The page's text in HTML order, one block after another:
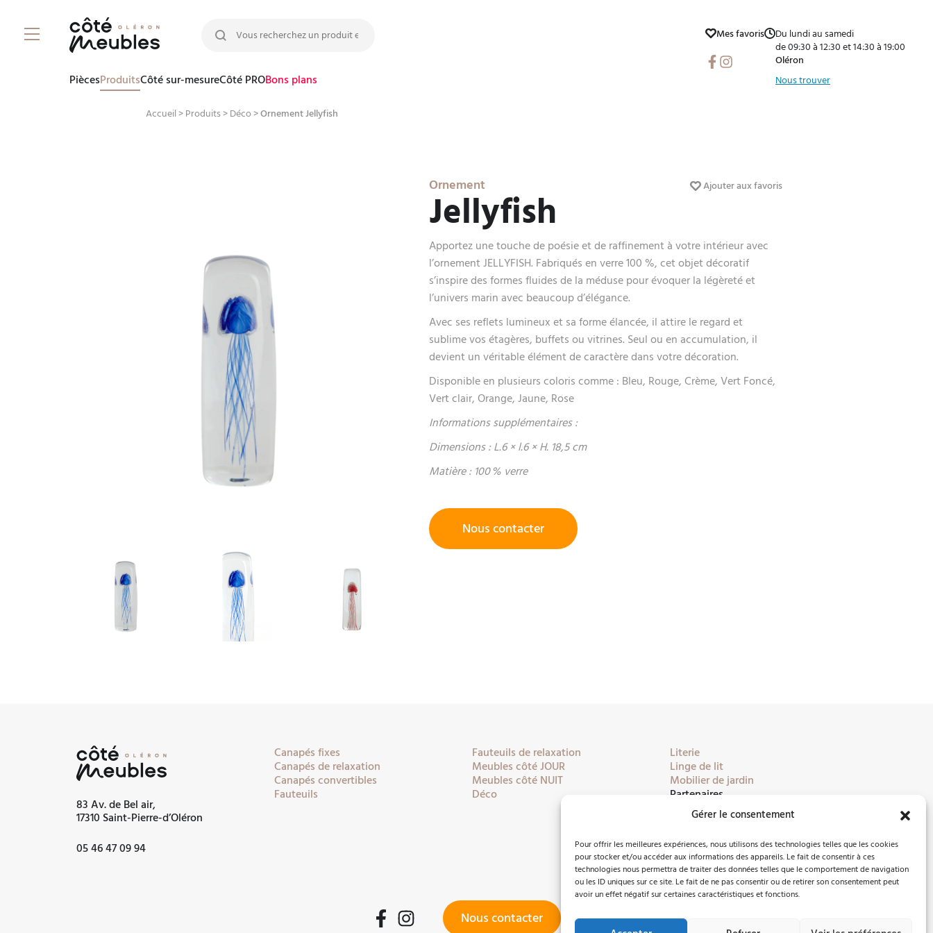
Gérer le consentement
Pour offrir les meilleures expériences, nous utilisons des technologies telles que les cookies
pour stocker et/ou accéder aux informations des appareils. Le fait de consentir à ces
technologies nous permettra de traiter des données telles que le comportement de navigation
ou les ID uniques sur ce site. Le fait de ne pas consentir ou de retirer son consentement peut
avoir un effet négatif sur certaines caractéristiques et fonctions.
Rechercher :
PiècesProduitsCôté sur-mesureCôté PROBons plans
Mes favoris
Facebook
Instagram
Du lundi au samedi
de 09:30 à 12:30 et 14:30 à 19:00
Oléron
Nous trouver
Accueil > Produits> Déco>Ornement Jellyfish
Ornement
Jellyfish
Ajouter aux favoris
Apportez une touche de poésie et de raffinement à votre intérieur avec
l’ornement JELLYFISH. Fabriqués en verre 100 %, cet objet décoratif
s’inspire des formes fluides de la méduse pour évoquer la légèreté et
l’univers marin avec beaucoup d’élégance.
Avec ses reflets lumineux et sa forme élancée, il attire le regard et
sublime vos étagères, buffets ou vitrines. Seul ou en accumulation, il
devient un véritable élément de caractère dans votre décoration.
Disponible en plusieurs coloris comme : Bleu, Rouge, Crème, Vert Foncé,
Vert clair, Orange, Jaune, Rose
Informations supplémentaires :
Dimensions : L.6 × l.6 × H. 18,5 cm
Matière : 100 % verre
Nous contacter
83 Av. de Bel air,
17310 Saint-Pierre-d’Oléron
05 46 47 09 94
Canapés fixes
Canapés de relaxation
Canapés convertibles
Fauteuils
Fauteuils de relaxation
Meubles côté JOUR
Meubles côté NUIT
Déco
Literie
Linge de lit
Mobilier de jardin
Partenaires
FacebookInstagram Nous contacter